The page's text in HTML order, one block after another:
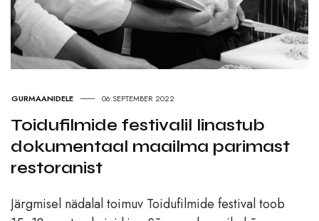
GURMAANIDELE 06.SEPTEMBER 2022
Toidufilmide festivalil linastub
dokumentaal maailma parimast
restoranist
Järgmisel nädalal toimuv Toidufilmide festival toob